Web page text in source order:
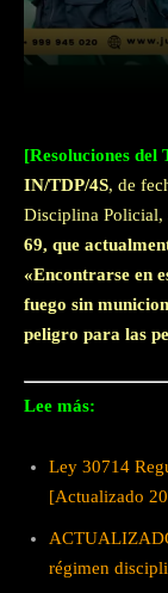
[Resoluciones del
IN/TDP/4S, de
Disciplina Policial,
69, que
«Encontrarse en
fuego sin
peligro para las
Lee más:
Ley 30714
[Actualizado
régimen